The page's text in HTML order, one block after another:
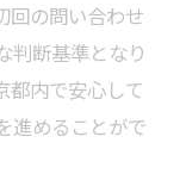
回の問い合わせ
判断基準となり
都内で安心して
進めることがで